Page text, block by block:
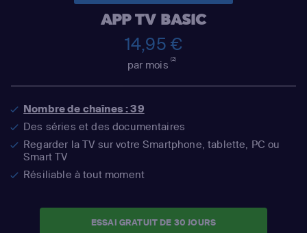
APP TV BASIC
14,95 €
par mois(2)
Nombre de chaînes : 39
Des séries et des documentaires
Regarder la TV sur votre Smartphone, tablette, PC ou
Smart TV
Résiliable à tout moment
ESSAI GRATUIT DE 30 JOURS